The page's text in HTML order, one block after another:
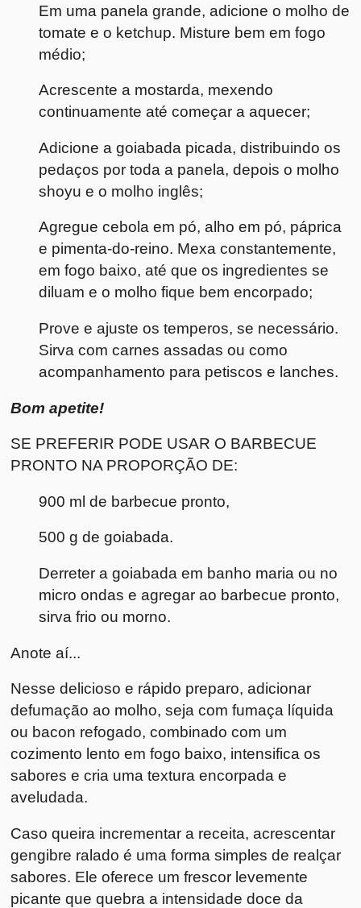
Em uma panela grande, adicione o molho de
tomate e o ketchup. Misture bem em fogo
médio;
Acrescente a mostarda, mexendo
continuamente até começar a aquecer;
Adicione a goiabada picada, distribuindo os
pedaços por toda a panela, depois o molho
shoyu e o molho inglês;
Agregue cebola em pó, alho em pó, páprica
e pimenta-do-reino. Mexa constantemente,
em fogo baixo, até que os ingredientes se
diluam e o molho fique bem encorpado;
Prove e ajuste os temperos, se necessário.
Sirva com carnes assadas ou como
acompanhamento para petiscos e lanches.
Bom apetite!
SE PREFERIR PODE USAR O BARBECUE
PRONTO NA PROPORÇÃO DE:
900 ml de barbecue pronto,
500 g de goiabada.
Derreter a goiabada em banho maria ou no
micro ondas e agregar ao barbecue pronto,
sirva frio ou morno.
Anote aí...
Nesse delicioso e rápido preparo, adicionar
defumação ao molho, seja com fumaça líquida
ou bacon refogado, combinado com um
cozimento lento em fogo baixo, intensifica os
sabores e cria uma textura encorpada e
aveludada.
Caso queira incrementar a receita, acrescentar
gengibre ralado é uma forma simples de realçar
sabores. Ele oferece um frescor levemente
picante que quebra a intensidade doce da